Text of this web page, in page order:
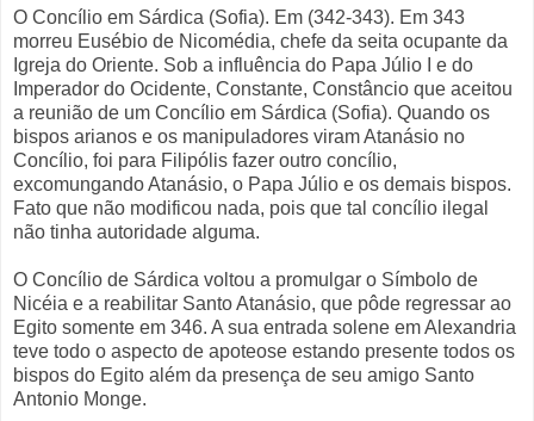
O Concílio em Sárdica (Sofia). Em (342-343). Em 343
morreu Eusébio de Nicomédia, chefe da seita ocupante da
Igreja do Oriente. Sob a influência do Papa Júlio I e do
Imperador do Ocidente, Constante, Constâncio que aceitou
a reunião de um Concílio em Sárdica (Sofia). Quando os
bispos arianos e os manipuladores viram Atanásio no
Concílio, foi para Filipólis fazer outro concílio,
excomungando Atanásio, o Papa Júlio e os demais bispos.
Fato que não modificou nada, pois que tal concílio ilegal
não tinha autoridade alguma.
O Concílio de Sárdica voltou a promulgar o Símbolo de
Nicéia e a reabilitar Santo Atanásio, que pôde regressar ao
Egito somente em 346. A sua entrada solene em Alexandria
teve todo o aspecto de apoteose estando presente todos os
bispos do Egito além da presença de seu amigo Santo
Antonio Monge.